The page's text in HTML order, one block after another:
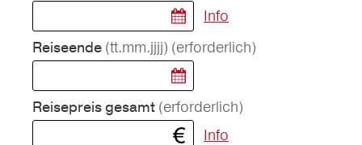
Info
Reiseende (tt.mm.jjjj) (erforderlich)
Reisepreis gesamt (erforderlich)
Info